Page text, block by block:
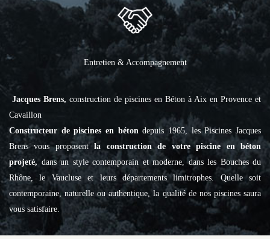
Entretien & Accompagnement
Jacques Brens, construction de piscines en Béton à Aix en Provence et
Cavaillon
Constructeur de piscines en bétondepuis 1965, les Piscines Jacques
Brens vous proposentla construction de votre piscine en béton
projeté, dans un style contemporain et moderne, dans les Bouches du
Rhône, le Vaucluse et leurs départements limitrophes. Quelle soit
contemporaine, naturelle ou authentique, la qualité de nos piscines saura
vous satisfaire.